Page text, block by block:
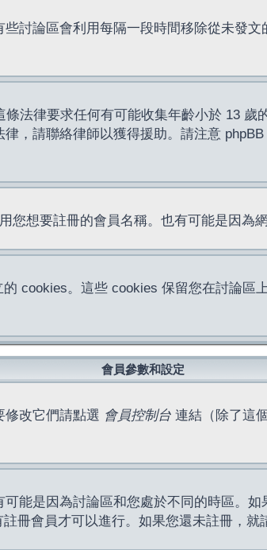
討論區會利用每隔一段時間移除從未發
法律要求任何有可能收集年齡小於 13
，請聯絡律師以獲得援助。請注意
想要註冊的會員名稱。也有可能是因為
cookies。這些 cookies 保留您在討論
會員參數和設定
修改它們請點選 會員控制台 連結（除了這
能是因為討論區和您處於不同的時區。
冊會員才可以進行。如果您還未註冊，就